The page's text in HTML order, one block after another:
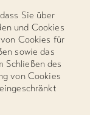
Sie über
und Cookies
Cookies für
sowie das
Schließen des
von Cookies